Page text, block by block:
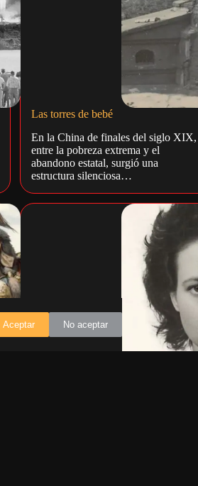
Aceptar No aceptar
Las torres de bebé
En la China de finales del siglo XIX,
entre la pobreza extrema y el
abandono estatal, surgió una
estructura silenciosa…